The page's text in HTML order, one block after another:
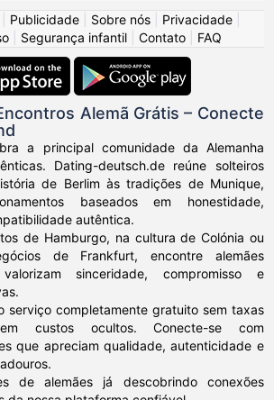
Publicidade Sobre nós Privacidade
Segurança infantil Contato FAQ
Alemã Grátis – Conecte
a principal comunidade da Alemanha
Dating-deutsch.de reúne solteiros
de Berlim às tradições de Munique,
baseados em honestidade,
autêntica.
de Hamburgo, na cultura de Colónia ou
de Frankfurt, encontre alemães
sinceridade, compromisso e
serviço completamente gratuito sem taxas
custos ocultos. Conecte-se com
que apreciam qualidade, autenticidade e
de alemães já descobrindo conexões